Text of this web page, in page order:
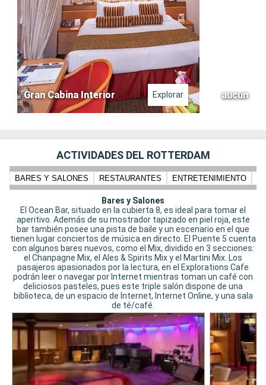
Gran Cabina Interior Explorar aucun
ACTIVIDADES DEL ROTTERDAM
BARES Y SALONES RESTAURANTES ENTRETENIMIENTO
Bares y Salones
El Ocean Bar, situado en la cubierta 8, es ideal para tomar el
aperitivo. Además de su mostrador tapizado en piel roja, este
bar también posee una pista de baile y un escenario en el que
tienen lugar conciertos de música en directo. El Puente 5 cuenta
con algunos bares nuevos, como el Mix, dividido en 3 secciones:
el Chanpagne Mix, el Ales & Spirits Mix y el Martini Mix. Los
pasajeros apasionados por la lectura, en el Explorations Cafe
podrán leer o navegar por Internet mientras toman un café con
deliciosos pasteles, pues este triple salón dispone de una
biblioteca, de un espacio de Internet, Internet Online, y una sala
de té/café.